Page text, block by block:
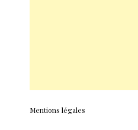
Mentions légales